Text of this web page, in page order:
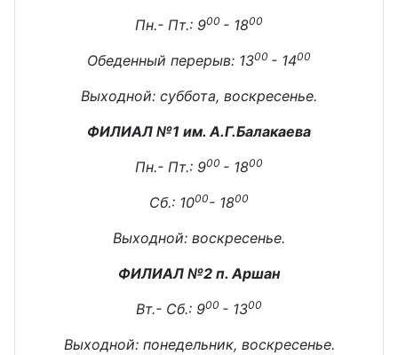
Пн.- Пт.: 900 - 1800
Обеденный перерыв: 1300 - 1400
Выходной: суббота, воскресенье.
ФИЛИАЛ №1 им. А.Г.Балакаева
Пн.- Пт.: 900 - 1800
Сб.: 1000- 1800
Выходной: воскресенье.
ФИЛИАЛ №2 п. Аршан
Вт.- Сб.: 900 - 1300
Выходной: понедельник, воскресенье.